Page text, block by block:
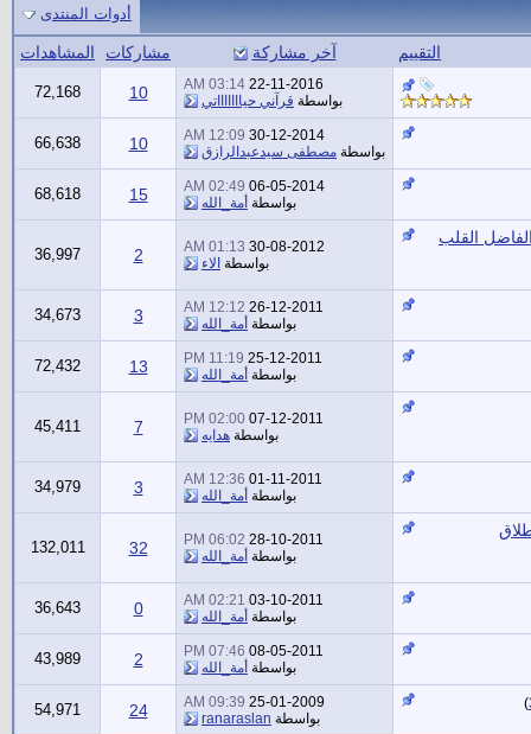
أدوات المنتدى
التقييم آخر مشاركة مشاركات المشاهدات
22-11-2016
03:14 AM
بواسطة قرآني حياااااااتي 10
72,168
30-12-2014
12:09 AM
بواسطة مصطفى سيدعبدالرازق 10
66,638
06-05-2014
02:49 AM
بواسطة أمة_الله 15
68,618
القلب 30-08-2012
01:13 AM
بواسطة الاء 2
36,997
26-12-2011
12:12 AM
بواسطة أمة_الله 3
34,673
25-12-2011
11:19 PM
بواسطة أمة_الله 13
72,432
07-12-2011
02:00 PM
بواسطة هدايه 7
45,411
01-11-2011
12:36 AM
بواسطة أمة_الله 3
34,979
28-10-2011
06:02 PM
بواسطة أمة_الله 32
132,011
03-10-2011
02:21 AM
بواسطة أمة_الله 0
36,643
08-05-2011
07:46 PM
بواسطة أمة_الله 2
43,989
)
25-01-2009
09:39 AM
بواسطة ranaraslan
24
54,971